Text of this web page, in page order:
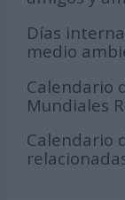
Días
medio
Calendario
Mundiales
Calendario